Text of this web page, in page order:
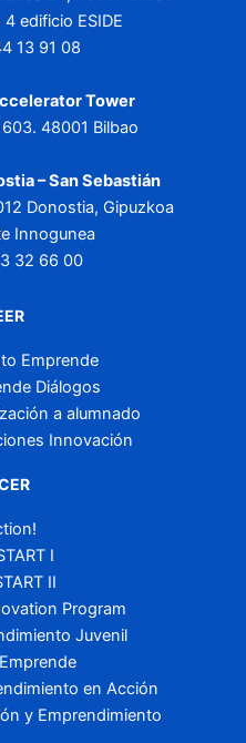
edificio ESIDE
13 91 08
Tower
48001 Bilbao
– San Sebastián
Donostia, Gipuzkoa
Innogunea
32 66 00
Emprende
Diálogos
a alumnado
Innovación
I
II
Program
Juvenil
en Acción
y Emprendimiento